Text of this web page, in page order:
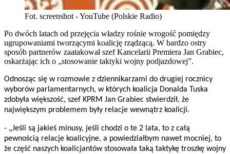
Fot. screenshot - YouTube (Polskie Radio)
Po dwóch latach od przejęcia władzy rośnie wrogość pomiędzy
ugrupowaniami tworzącymi koalicję rządzącą. W bardzo ostry
sposób partnerów zaatakował szef Kancelarii Premiera Jan Grabiec,
oskarżając ich o „stosowanie taktyki wojny podjazdowej”.
Odnosząc się w rozmowie z dziennikarzami do drugiej rocznicy
wyborów parlamentarnych, w których koalicja Donalda Tuska
zdobyła większość, szef KPRM Jan Grabiec stwierdził, że
największym problemem były relacje wewnątrz koalicji.
- „Jeśli są jakieś minusy, jeśli chodzi o te 2 lata, to z całą
pewnością relacje koalicyjne, a powiedziałbym nawet mocniej, to
że część naszych koalicjantów stosowała taką taktykę troszkę wojny